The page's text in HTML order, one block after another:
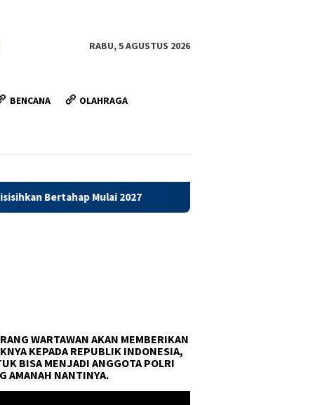
RABU, 5 AGUSTUS 2026
BENCANA OLAHRAGA
Sosialisasi Penanganan Banjir Di Pantai Utara Jawa
WARTAWAN AKAN MEMBERIKAN
KEPADA REPUBLIK INDONESIA,
BISA MENJADI ANGGOTA POLRI
AMANAH NANTINYA.